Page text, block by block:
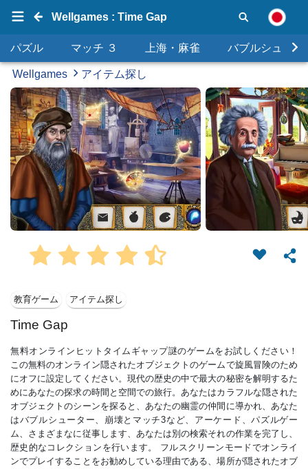
Wellgames : Time Gap
パズル マッチ ３ 上海・麻雀 バブルシュータ
Wellgames アイテム探し
教育ゲーム アイテム探し
Time Gap
無料オンラインヒットタイムギャップ謎のゲームをお試しください！
この無料のオンライン隠されたオブジェクトのゲームで旋風冒険のため
にオフに設定してください。現代の歴史の中で最大の秘密を解明するた
めにあなたの探求の時間と空間での旅行。あなたはカラフルな隠された
オブジェクトのシーンを探ると、あなたの幽霊の仲間に導かれ、あなた
はバブルシューター、崩壊とマッチ3など、アーケード、パズルゲー
ム、さまざまなに従事します、あなたは別の検索それの作業を完了し、
歴史的なコレクションを行います。 フルスクリーンモードでオンライ
ンでプレイすることをお勧めしている理由である、場所が隠されたオブ